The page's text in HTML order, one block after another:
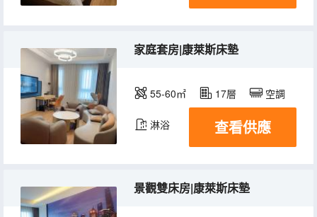
家庭套房|康萊斯床墊
55-60㎡ 17層 空調
淋浴 查看供應
景觀雙床房|康萊斯床墊